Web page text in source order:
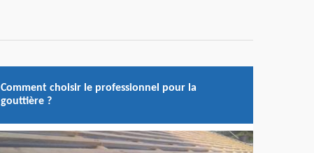
Comment choisir le professionnel pour la
gouttière ?